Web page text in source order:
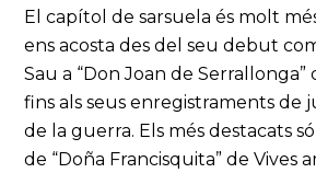
El capítol de sarsuela és molt
ens acosta des del seu debut
Sau a “Don Joan de Serrallonga”
fins als seus enregistraments de
de la guerra. Els més destacats
de “Doña Francisquita” de Vives